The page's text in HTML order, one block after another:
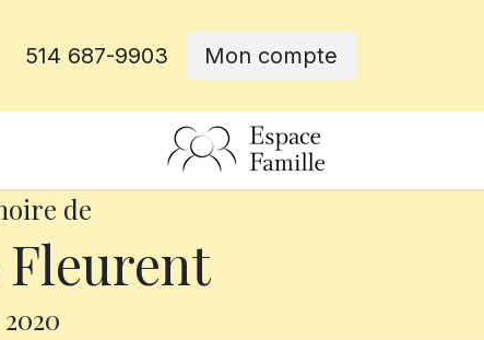
514 687-9903 Mon compte
de
Fleurent
2020